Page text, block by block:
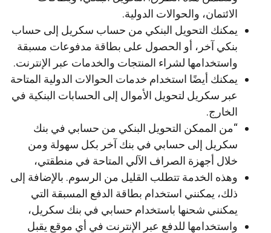
الائتمان، والحوالات الدولية.
يمكنك التحويل البنكي من حساب سكريل إلى حساب
بنكي آخر، أو الحصول على بطاقة مدفوعات مسبقة
واستخدامها لشراء المنتجات والخدمات عبر الإنترنت.
يمكنك أيضًا استخدام خدمات الحوالات الدولية المتاحة
عبر سكريل لتحويل الأموال إلى الحسابات البنكية في
الخارج.
“من الممكن التحويل البنكي من حسابي في بنك
سكريل إلى حسابي في بنك آخر بكل سهولة ومن
خلال أجهزة الصراف الآلي المتاحة في منطقتي،
وهذه الخدمة تتطلب القليل من الرسوم. بالإضافة إلى
ذلك، يمكنني استخدام بطاقة الدفع المسبقة التي
يمكنني شحنها باستخدام حسابي في بنك سكريل،
واستخدامها للدفع عبر الإنترنت في أي موقع يقبل